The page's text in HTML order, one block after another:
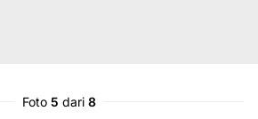
Foto 5 dari 8